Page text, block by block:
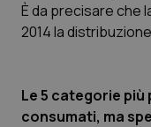
Ulcera &
È da precisare che
2014 la
Le 5 categorie
consumati, ma